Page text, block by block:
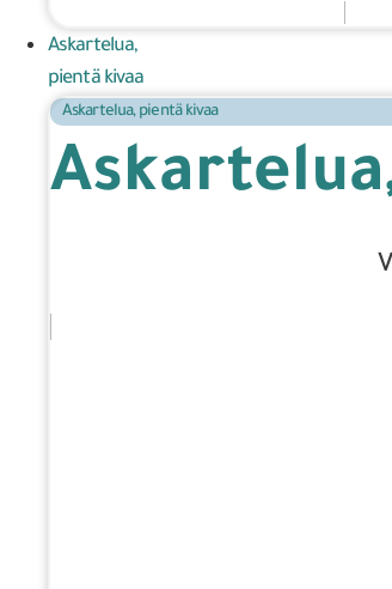
Askartelua,
pientä kivaa
Askartelua, pientä kivaa